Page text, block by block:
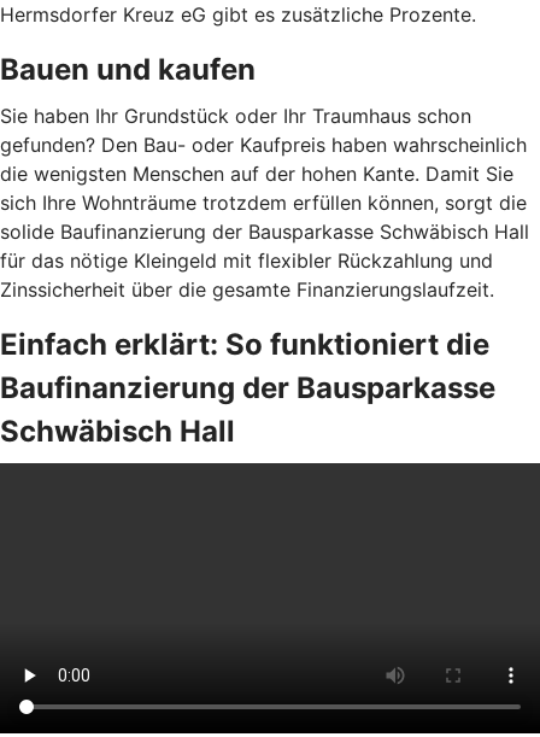
Hermsdorfer Kreuz eG gibt es zusätzliche Prozente.
Bauen und kaufen
Sie haben Ihr Grundstück oder Ihr Traumhaus schon
gefunden? Den Bau- oder Kaufpreis haben wahrscheinlich
die wenigsten Menschen auf der hohen Kante. Damit Sie
sich Ihre Wohnträume trotzdem erfüllen können, sorgt die
solide Baufinanzierung der Bausparkasse Schwäbisch Hall
für das nötige Kleingeld mit flexibler Rückzahlung und
Zinssicherheit über die gesamte Finanzierungslaufzeit.
Einfach erklärt: So funktioniert die
Baufinanzierung der Bausparkasse
Schwäbisch Hall